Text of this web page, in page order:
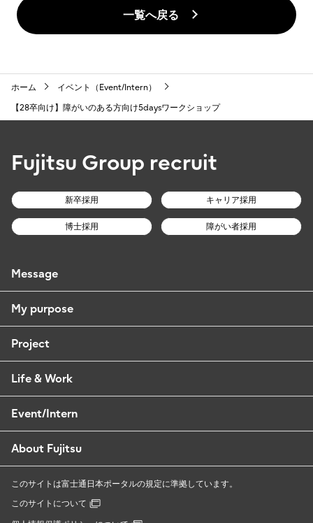
一覧へ戻る
ホーム
イベント（Event/Intern）
【28卒向け】障がいのある方向け5daysワークショップ
Fujitsu Group recruit
新卒採用 キャリア採用
博士採用 障がい者採用
Message
My purpose
Project
Life & Work
Event/Intern
About Fujitsu
このサイトは富士通日本ポータルの規定に準拠しています。
このサイトについて